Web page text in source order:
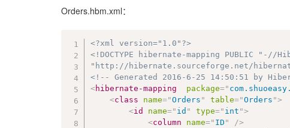
public
}
Orders.hbm.xml：
<?xml version="1.0"?>
<!DOCTYPE hibernate-mapping PUBLIC "-//
"http://hibernate.sourceforge.net/
<!-- Generated 2016-6-25 14:50:51 by
<hibernate-mapping package="
<class name="Orders " table="Orders ">
<id name=" id " type=" int ">
<column name=" ID "
/>